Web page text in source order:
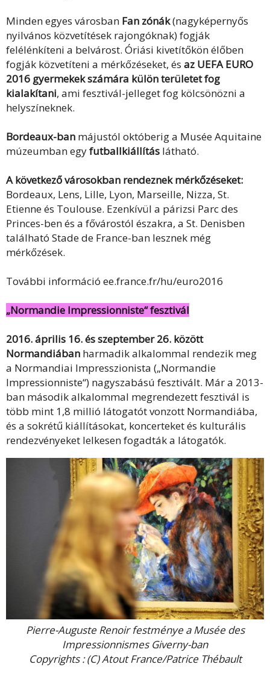
Minden egyes városban Fan zónák(nagyképernyős
nyilvános közvetítések rajongóknak) fogják
felélénkíteni a belvárost. Óriási kivetítőkön élőben
fogják közvetíteni a mérkőzéseket, és az UEFA EURO
2016 gyermekek számára külön területet fog
kialakítani, ami fesztivál-jelleget fog kölcsönözni a
helyszíneknek.
Bordeaux-ban májustól októberig a Musée Aquitaine
múzeumban egyfutballkiállítás látható.
A következő városokban rendeznek mérkőzéseket:
Bordeaux, Lens, Lille, Lyon, Marseille, Nizza, St.
Etienne és Toulouse. Ezenkívül a párizsi Parc des
Princes-ben és a fővárostól északra, a St. Denisben
található Stade de France-ban lesznek még
mérkőzések.
További információ ee.france.fr/hu/euro2016
„Normandie Impressionniste“ fesztivál
2016. április 16. és szeptember 26. között
Normandiában harmadik alkalommal rendezik meg
a Normandiai Impresszionista („Normandie
Impressionniste“) nagyszabású fesztivált. Már a 2013-
ban második alkalommal megrendezett fesztivál is
több mint 1,8 millió látogatót vonzott Normandiába,
és a sokrétű kiállításokat, koncerteket és kulturális
rendezvényeket lelkesen fogadták a látogatók.
Pierre-Auguste Renoir festménye a Musée des
Impressionnismes Giverny-ban
Copyrights : (C) Atout France/Patrice Thébault